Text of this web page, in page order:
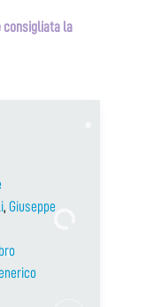
consigliata la
, Giuseppe